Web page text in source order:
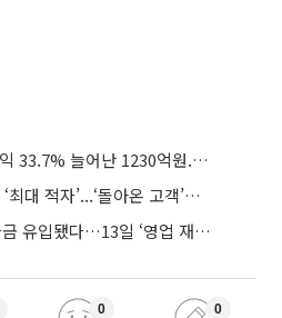
BGF리테일, 상반기 영업익 33.7% 늘어난 1230억원...2분기 영업익 22.3%↑
쿠팡, 3대 악재 속 상반기 ‘최대 적자’...‘돌아온 고객’에 수익성 반등 주목
홈플러스, 2000억 긴급자금 유입됐다…13일 ‘영업 재개’
0 0